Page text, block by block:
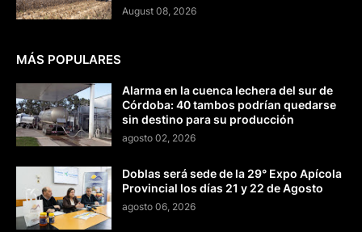
August 08, 2026
MÁS POPULARES
Alarma en la cuenca lechera del sur de
Córdoba: 40 tambos podrían quedarse
sin destino para su producción
agosto 02, 2026
Doblas será sede de la 29° Expo Apícola
Provincial los días 21 y 22 de Agosto
agosto 06, 2026